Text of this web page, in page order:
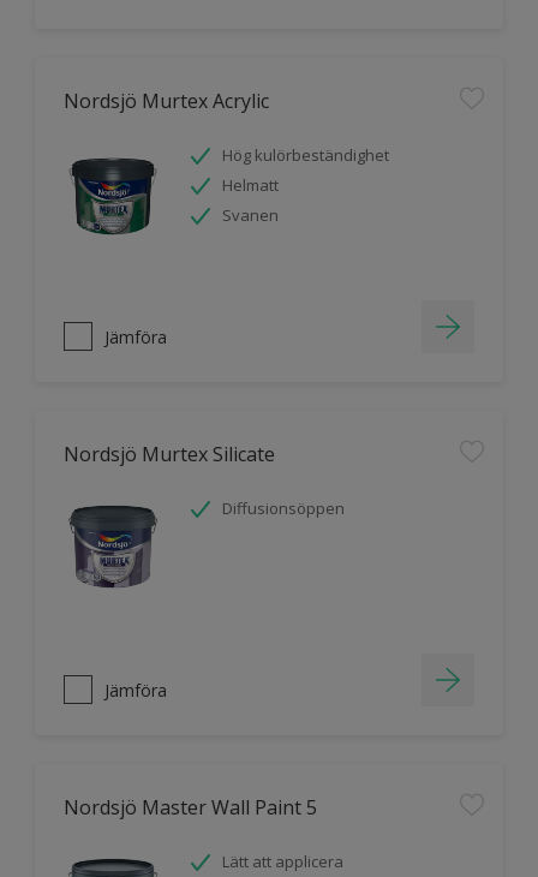
Nordsjö Murtex Acrylic
Hög kulörbeständighet
Helmatt
Svanen
Jämföra
Nordsjö Murtex Silicate
Diffusionsöppen
Jämföra
Nordsjö Master Wall Paint 5
Lätt att applicera